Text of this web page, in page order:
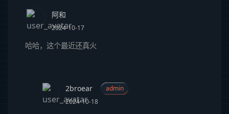
阿和
2024-10-17
哈哈，这个最近还真火
2broear
admin
2024-10-18